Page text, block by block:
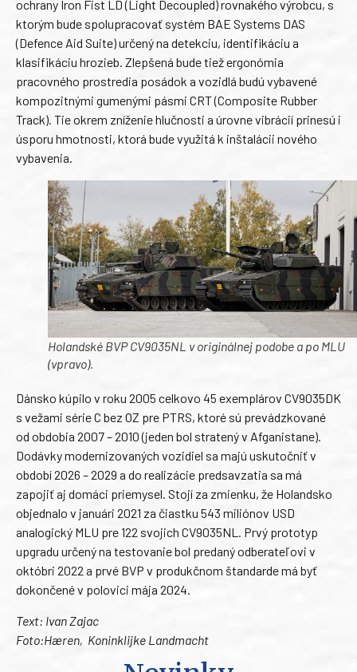
ochrany Iron Fist LD (Light Decoupled) rovnakého výrobcu, s
ktorým bude spolupracovať systém BAE Systems DAS
(Defence Aid Suite) určený na detekciu, identifikáciu a
klasifikáciu hrozieb. Zlepšená bude tiež ergonómia
pracovného prostredia posádok a vozidlá budú vybavené
kompozitnými gumenými pásmi CRT (Composite Rubber
Track). Tie okrem zníženie hlučnosti a úrovne vibrácií prinesú i
úsporu hmotnosti, ktorá bude využitá k inštalácii nového
vybavenia.
Holandské BVP CV9035NL v originálnej podobe a po MLU
(vpravo).
Dánsko kúpilo v roku 2005 celkovo 45 exemplárov CV9035DK
s vežami série C bez OZ pre PTRS, ktoré sú prevádzkované
od obdobia 2007 – 2010 (jeden bol stratený v Afganistane).
Dodávky modernizovaných vozidiel sa majú uskutočniť v
období 2026 – 2029 a do realizácie predsavzatia sa má
zapojiť aj domáci priemysel. Stojí za zmienku, že Holandsko
objednalo v januári 2021 za čiastku 543 miliónov USD
analogický MLU pre 122 svojich CV9035NL. Prvý prototyp
upgradu určený na testovanie bol predaný odberateľovi v
októbri 2022 a prvé BVP v produkčnom štandarde má byť
dokončené v polovici mája 2024.
Text: Ivan Zajac
Foto:Hæren, Koninklijke Landmacht